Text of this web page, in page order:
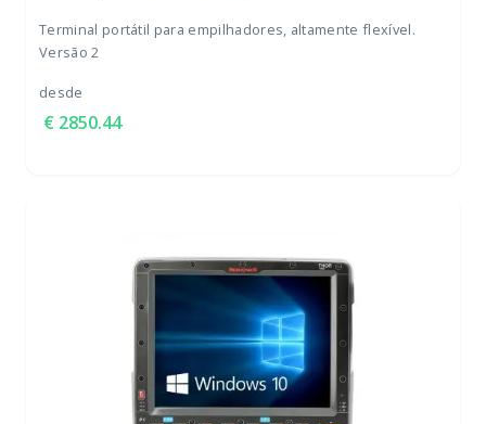
Terminal portátil para empilhadores, altamente flexível.
Versão 2
desde
2850.44